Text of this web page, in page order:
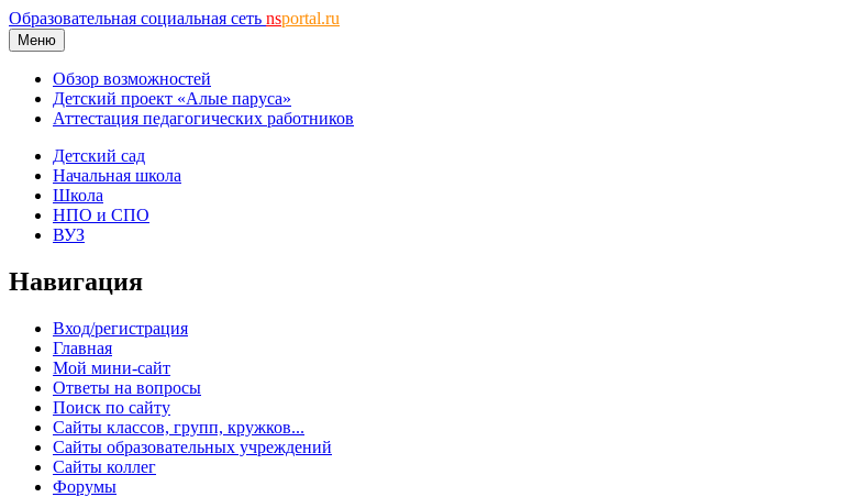
Образовательная социальная сеть nsportal.ru
Меню
Обзор возможностей
Детский проект «Алые паруса»
Аттестация педагогических работников
Детский сад
Начальная школа
Школа
НПО и СПО
ВУЗ
Навигация
Вход/регистрация
Главная
Мой мини-сайт
Ответы на вопросы
Поиск по сайту
Сайты классов, групп, кружков...
Сайты образовательных учреждений
Сайты коллег
Форумы